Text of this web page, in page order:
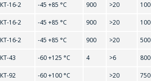
BD136
КТ-16-2 -45 +85 °С 900 >20
КТ-16-2 -45 +85 °С 900 >20
КТ-16-2 -45 +85 °С 900 >20 500
КТ-43 -60 +125 °С 4 >6
КТ-92 -60 +100 °С >20
Продажи физическим
лицам
осуществляются в ТД
"ИНТЕГРАЛ", тел.+375
интересующее Вас
СОТРУДНИКИ
РАДОСТЬЮ
ОТВЕТЯТ НА
ВАШИ